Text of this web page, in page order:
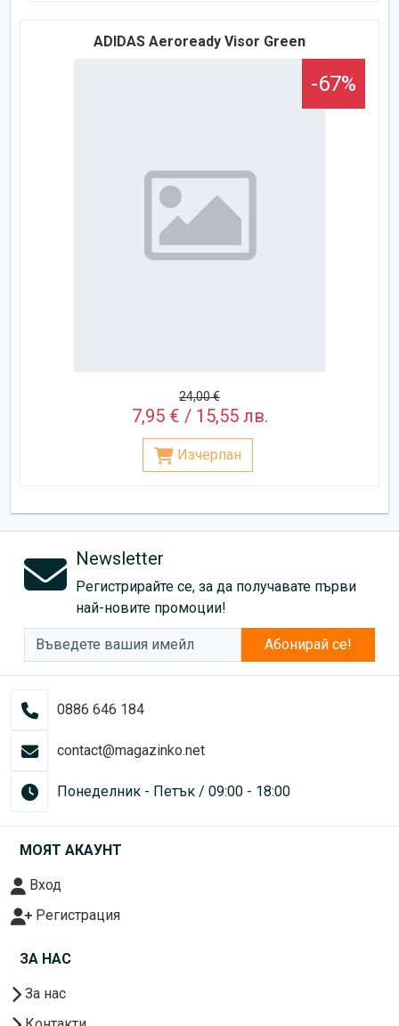
ADIDAS Aeroready Visor Green
-67%
24,00 €
7,95 € / 15,55 лв.
Изчерпан
Newsletter
Регистрирайте се, за да получавате първи
най-новите промоции!
Абонирай се!
0886 646 184
contact@magazinko.net
Понеделник - Петък / 09:00 - 18:00
МОЯТ АКАУНТ
Вход
Регистрация
ЗА НАС
За нас